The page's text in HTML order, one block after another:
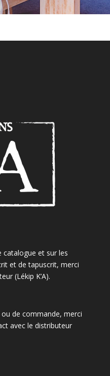
et sur les
et de tapuscrit, merci
(Lékip K’A).
de commande, merci
avec le distributeur